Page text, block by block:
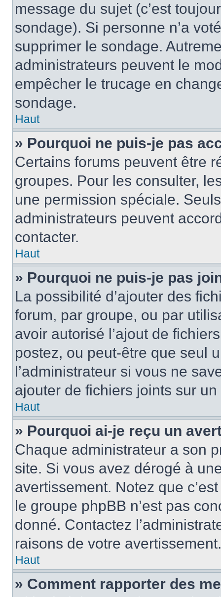
message du sujet (c’est
sondage). Si personne n’a
supprimer le sondage.
administrateurs peuvent le
empêcher le trucage en
sondage.
Haut
» Pourquoi ne puis-je pas
Certains forums peuvent être
groupes. Pour les consulter,
une permission spéciale.
administrateurs peuvent
contacter.
Haut
» Pourquoi ne puis-je pas
La possibilité d’ajouter des
forum, par groupe, ou par
avoir autorisé l’ajout de
postez, ou peut-être que seul
l’administrateur si vous ne
ajouter de fichiers joints sur un
Haut
» Pourquoi ai-je reçu un
Chaque administrateur a son
site. Si vous avez dérogé à
avertissement. Notez que
le groupe phpBB n’est pas
donné. Contactez
raisons de votre avertissement.
Haut
» Comment rapporter des